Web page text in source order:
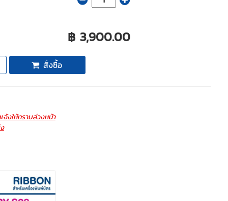
฿ 3,900.00
สั่งซื้อ
งให้ทราบล่วงหน้า